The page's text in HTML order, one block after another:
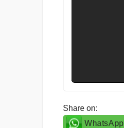
Share on:
WhatsApp